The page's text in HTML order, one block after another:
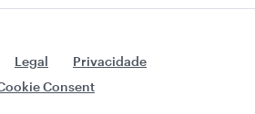
Legal
Privacidade
Consent